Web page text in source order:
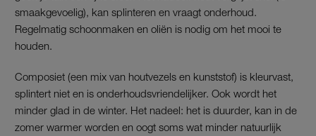
smaakgevoelig), kan splinteren en vraagt onderhoud.
Regelmatig schoonmaken en oliën is nodig om het mooi te
houden.
Composiet (een mix van houtvezels en kunststof) is kleurvast,
splintert niet en is onderhoudsvriendelijker. Ook wordt het
minder glad in de winter. Het nadeel: het is duurder, kan in de
zomer warmer worden en oogt soms wat minder natuurlijk